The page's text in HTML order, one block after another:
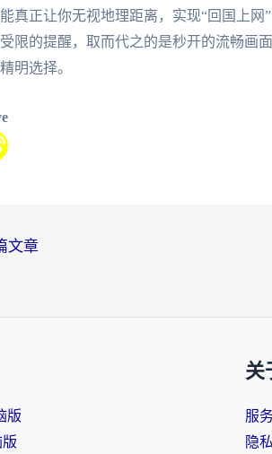
真正让你无视地理距离，实现“回国上
限的提醒，取而代之的是秒开的流畅画
明选择。
文章
版
关
服
隐